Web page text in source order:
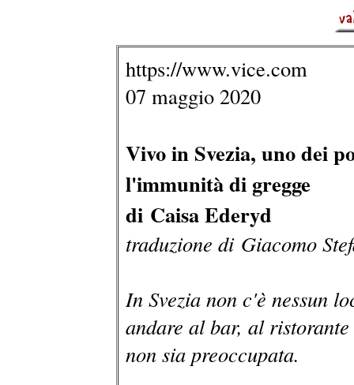
https://www.vice.com
07 maggio 2020
Vivo in Svezia, uno dei
l'immunità di gregge
di Caisa Ederyd
traduzione di Giacomo
In Svezia non c'è nessun
andare al bar, al
non sia preoccupata.